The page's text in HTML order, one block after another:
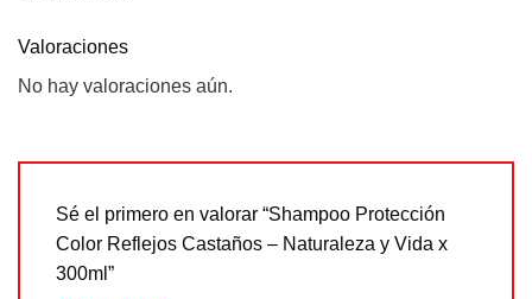
Valoraciones
No hay valoraciones aún.
Sé el primero en valorar “Shampoo Protección
Color Reflejos Castaños – Naturaleza y Vida x
300ml”